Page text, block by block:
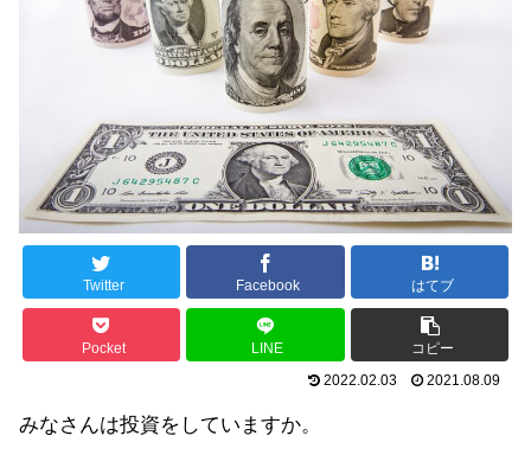
Twitter Facebook はてブ
Pocket LINE
コピー
2022.02.03
2021.08.09
みなさんは投資をしていますか。